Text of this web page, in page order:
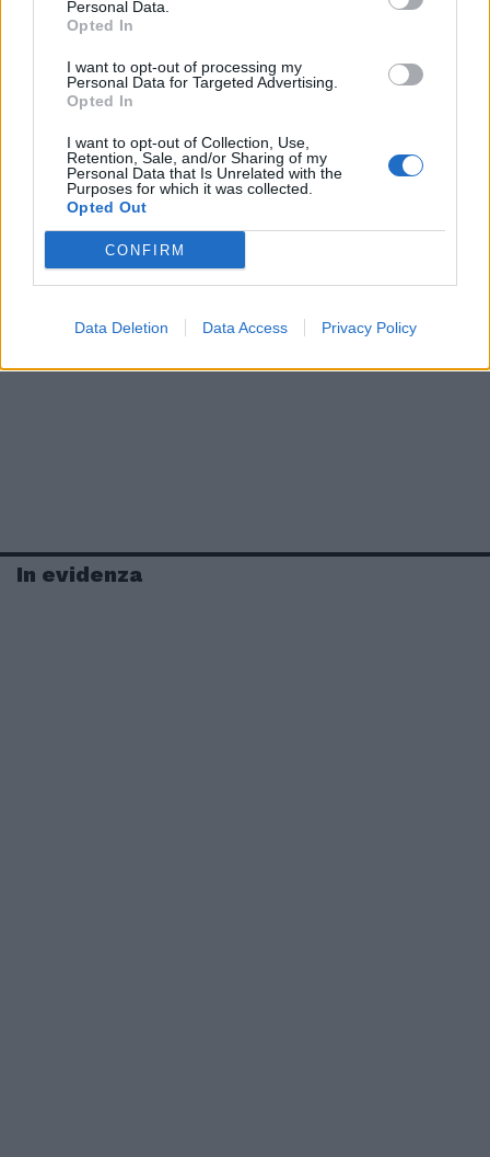
Personal Data.
Opted In
I want to opt-out of processing my
Personal Data for Targeted Advertising.
Opted In
I want to opt-out of Collection, Use,
Retention, Sale, and/or Sharing of my
Personal Data that Is Unrelated with the
Purposes for which it was collected.
Opted Out
CONFIRM
Data Deletion Data Access Privacy Policy
In evidenza